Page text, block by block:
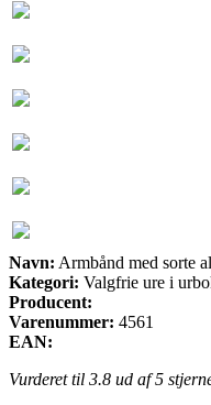
Navn: Armbånd med sorte
Kategori: Valgfrie ure i
Producent:
Varenummer: 4561
EAN:
Vurderet til 3.8 ud af 5